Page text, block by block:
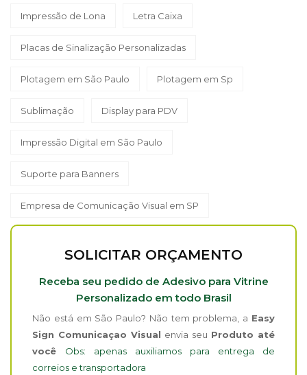
Impressão de Lona Letra Caixa
Placas de Sinalização Personalizadas
Plotagem em São Paulo Plotagem em Sp
Sublimação Display para PDV
Impressão Digital em São Paulo
Suporte para Banners
Empresa de Comunicação Visual em SP
SOLICITAR ORÇAMENTO
Receba seu pedido de Adesivo para Vitrine
Personalizado em todo Brasil
Não está em São Paulo? Não tem problema, a Easy
Sign Comunicaçao Visual envia seu Produto até
você Obs: apenas auxiliamos para entrega de
correios e transportadora